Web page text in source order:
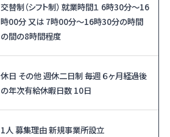
交替制（シフト制） 就業時間１ 6時30分〜16
時00分 又は 7時00分〜16時30分の時間
の間の8時間程度
休日 その他 週休二日制 毎週 ６ヶ月経過後
の年次有給休暇日数 10日
1人 募集理由 新規事業所設立